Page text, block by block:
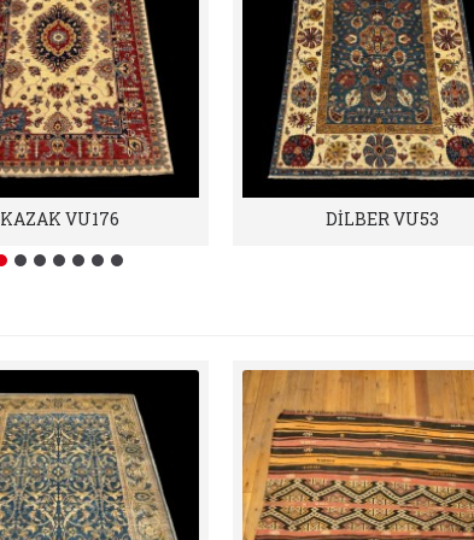
KAZAK VU176 DİLBER VU53